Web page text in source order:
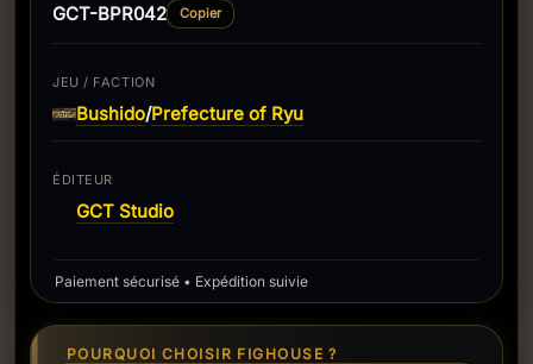
GCT-BPR042 Copier
JEU / FACTION
Bushido/Prefecture of Ryu
ÉDITEUR
GCT Studio
Paiement sécurisé • Expédition suivie
POURQUOI CHOISIR FIGHOUSE ?